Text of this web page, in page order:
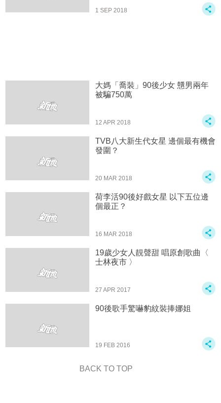
1 SEP 2018
大媽「喬裝」90後少女 戇男兩年
被騙750萬
12 APR 2018
TVB八大新生代女星 邊個最有機會
發圍？
20 MAR 2018
荷李活90後好戲女星 以下五位邊
個最正？
16 MAR 2018
19歲少女人靚聲甜 唱原創歌曲〈
士林夜市 〉
27 APR 2017
90後歌手驚嚇豹紋裝捧娜姐
19 FEB 2016
BACK TO TOP